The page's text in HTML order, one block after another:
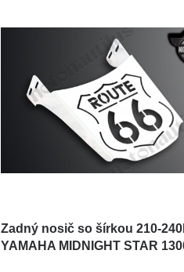
Zadný nosič so šírkou 210-
YAMAHA MIDNIGHT STAR